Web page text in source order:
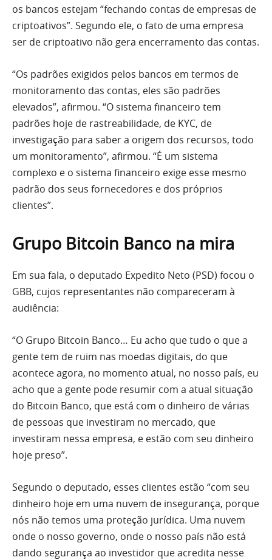
os bancos estejam “fechando contas de empresas de
criptoativos”. Segundo ele, o fato de uma empresa
ser de criptoativo não gera encerramento das contas.
“Os padrões exigidos pelos bancos em termos de
monitoramento das contas, eles são padrões
elevados”, afirmou. “O sistema financeiro tem
padrões hoje de rastreabilidade, de KYC, de
investigação para saber a origem dos recursos, todo
um monitoramento”, afirmou. “É um sistema
complexo e o sistema financeiro exige esse mesmo
padrão dos seus fornecedores e dos próprios
clientes”.
Grupo Bitcoin Banco na mira
Em sua fala, o deputado Expedito Neto (PSD) focou o
GBB, cujos representantes não compareceram à
audiência:
“O Grupo Bitcoin Banco… Eu acho que tudo o que a
gente tem de ruim nas moedas digitais, do que
acontece agora, no momento atual, no nosso país, eu
acho que a gente pode resumir com a atual situação
do Bitcoin Banco, que está com o dinheiro de várias
de pessoas que investiram no mercado, que
investiram nessa empresa, e estão com seu dinheiro
hoje preso”.
Segundo o deputado, esses clientes estão “com seu
dinheiro hoje em uma nuvem de insegurança, porque
nós não temos uma proteção jurídica. Uma nuvem
onde o nosso governo, onde o nosso país não está
dando segurança ao investidor que acredita nesse